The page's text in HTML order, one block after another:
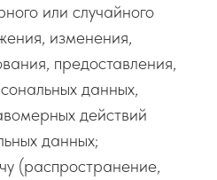
или случайного
изменения,
предоставления,
данных,
действий
данных;
(распространение,